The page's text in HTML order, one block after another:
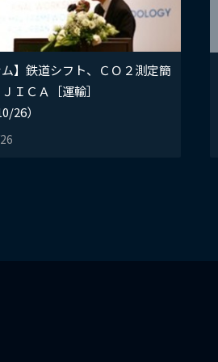
ム】鉄道シフト、ＣＯ２測定簡
ＩＣＡ［運輸］
26）